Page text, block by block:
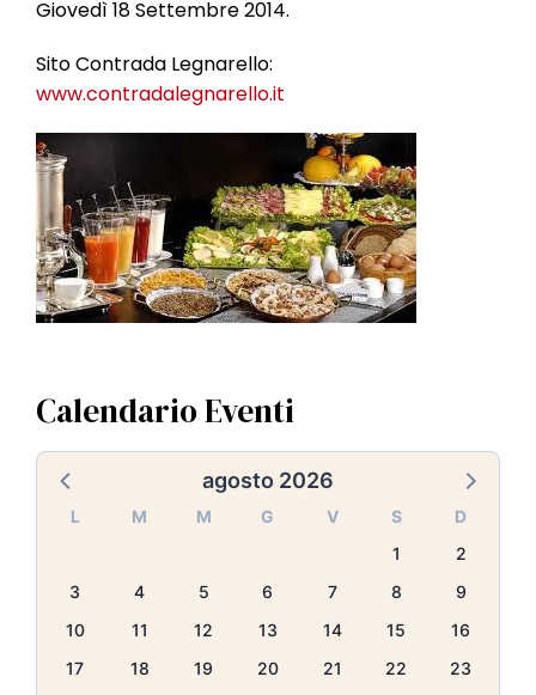
Giovedì 18 Settembre 2014.
Sito Contrada Legnarello:
www.contradalegnarello.it
Calendario Eventi
agosto 2026
L M M G V S
D
1
2
3
4 5 6 7 8
9
10
11 12 13 14 15
16
17
18 19 20 21 22
23